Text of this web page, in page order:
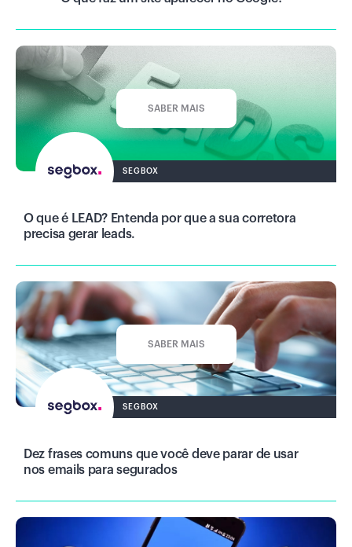
SEGBOX
SABER MAIS
O que é LEAD? Entenda por que a sua corretora
precisa gerar leads.
SEGBOX
SABER MAIS
Dez frases comuns que você deve parar de usar
nos emails para segurados